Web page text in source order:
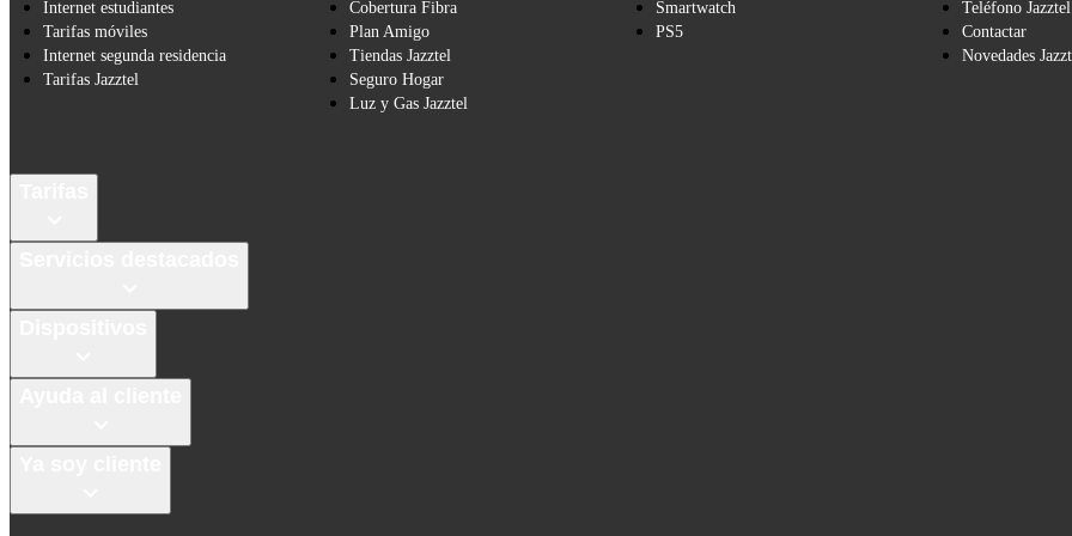
Internet estudiantes
Tarifas móviles
Internet segunda residencia
Tarifas Jazztel
Cobertura Fibra
Plan Amigo
Tiendas Jazztel
Seguro Hogar
Luz y Gas Jazztel
Smartwatch
PS5
Teléfono Jazztel
Contactar
Novedades